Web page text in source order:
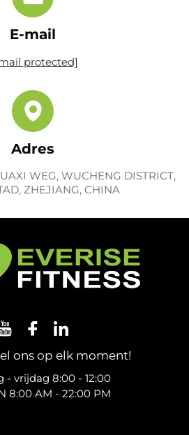
E-mail
protected]
Adres
WEG, WUCHENG DISTRICT,
ZHEJIANG, CHINA
ons op elk moment!
- vrijdag 8:00 - 12:00
8:00 AM - 22:00 PM